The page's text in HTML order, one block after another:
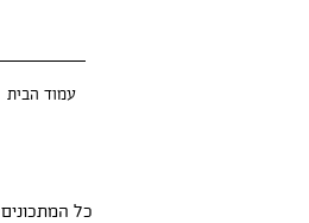
עמוד הבית
כל המתכונים